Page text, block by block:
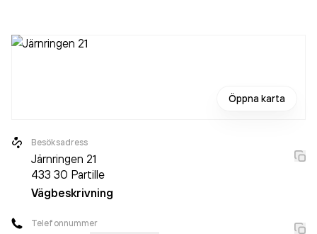
Öppna karta
Besöksadress
Järnringen 21
433 30 Partille
Vägbeskrivning
Telefonnummer